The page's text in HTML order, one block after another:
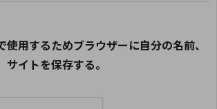
使用するためブラウザーに自分の名前、
イトを保存する。